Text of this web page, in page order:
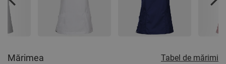
Mărimea Tabel de mărimi